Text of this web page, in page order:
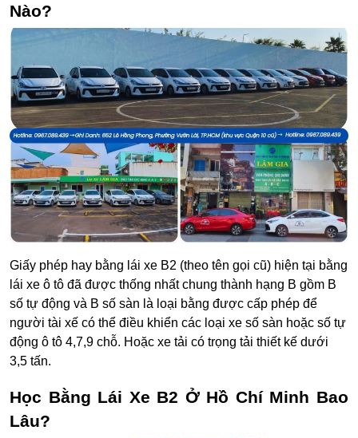
Nào?
Giấy phép hay bằng lái xe B2 (theo tên gọi cũ) hiện tại bằng
lái xe ô tô đã được thống nhất chung thành hạng B gồm B
số tự động và B số sàn là loại bằng được cấp phép để
người tài xế có thể điều khiển các loại xe số sàn hoặc số tự
động ô tô 4,7,9 chỗ. Hoặc xe tải có trọng tải thiết kế dưới
3,5 tấn.
Học Bằng Lái Xe B2 Ở Hồ Chí Minh Bao
Lâu?